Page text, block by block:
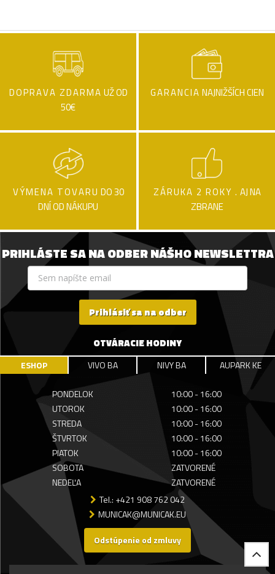
DOPRAVA ZDARMA UŽ OD
50€
GARANCIA NAJNIŽŠÍCH CIEN
VÝMENA TOVARU DO 30
DNÍ OD NÁKUPU
ZÁRUKA 2 ROKY . AJ NA
ZBRANE
PRIHLÁSTE SA NA ODBER NÁŠHO NEWSLETTRA
Prihlásiť sa na odber
OTVÁRACIE HODINY
ESHOP VIVO BA NIVY BA AUPARK KE
PONDELOK
10:00 - 16:00
UTOROK
10:00 - 16:00
STREDA
10:00 - 16:00
ŠTVRTOK
10:00 - 16:00
PIATOK
10:00 - 16:00
SOBOTA
ZATVORENÉ
NEDEĽA
ZATVORENÉ
Tel.: +421 908 762 042
MUNICAK@MUNICAK.EU
Odstúpenie od zmluvy